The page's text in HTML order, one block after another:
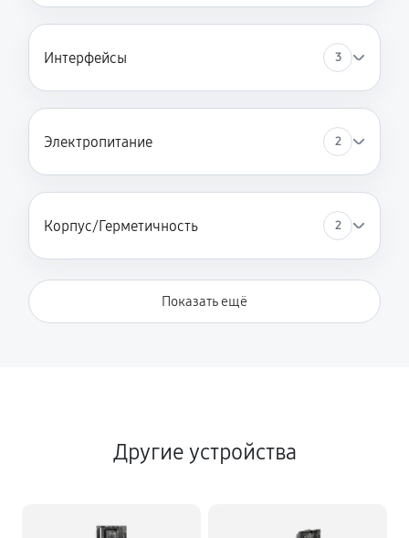
Интерфейсы 3
Электропитание 2
Корпус/Герметичность 2
Показать ещё
Другие устройства